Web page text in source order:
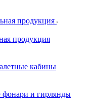
продукция
продукция
кабины
фонари и гирлянды